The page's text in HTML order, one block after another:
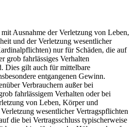
Ausnahme der Verletzung von Leben,
und der Verletzung wesentlicher
nur für Schäden, die auf
grob fahrlässiges Verhalten
Dies gilt auch für mittelbare
entgangenen Gewinn.
Verbrauchern außer bei
fahrlässigem Verhalten oder bei
von Leben, Körper und
wesentlicher Vertragspflichten
die bei Vertragsschluss typischerweise